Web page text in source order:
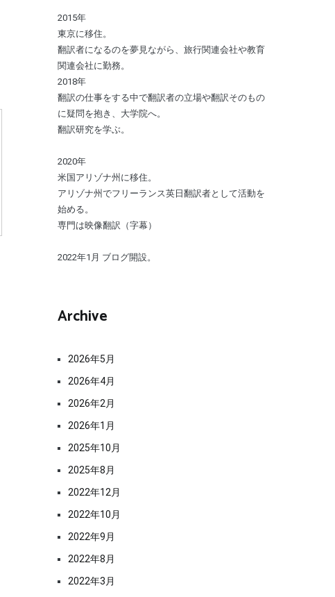
2015年
東京に移住。
翻訳者になるのを夢見ながら、旅行関連会社や教育
関連会社に勤務。
2018年
翻訳の仕事をする中で翻訳者の立場や翻訳そのもの
に疑問を抱き、大学院へ。
翻訳研究を学ぶ。
2020年
米国アリゾナ州に移住。
アリゾナ州でフリーランス英日翻訳者として活動を
始める。
専門は映像翻訳（字幕）
2022年1月 ブログ開設。
Archive
2026年5月
2026年4月
2026年2月
2026年1月
2025年10月
2025年8月
2022年12月
2022年10月
2022年9月
2022年8月
2022年3月